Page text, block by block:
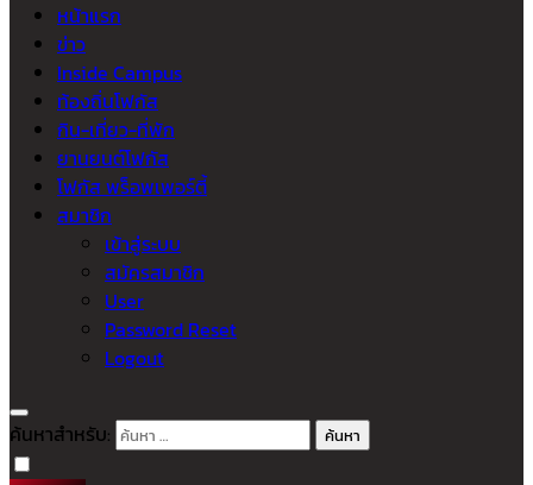
หน้าแรก
ข่าว
Inside Campus
ท้องถิ่นโฟกัส
กิน-เที่ยว-ที่พัก
ยานยนต์โฟกัส
โฟกัส พร็อพเพอร์ตี้
สมาชิก
เข้าสู่ระบบ
สมัครสมาชิก
User
Password Reset
Logout
ค้นหาสำหรับ: